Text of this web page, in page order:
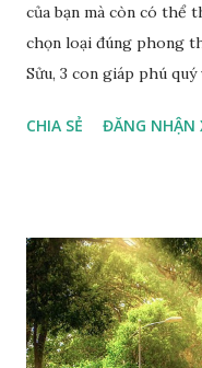
của bạn mà còn có thể
chọn loại đúng phong
Sửu, 3 con giáp phú
an vui, thịnh vượng Quý
trường đất và nước.
mạnh và sống lâu năm.
thu hút được nhiều
nhà hoặc trong không
CHIA SẺ ĐĂNG NHẬN